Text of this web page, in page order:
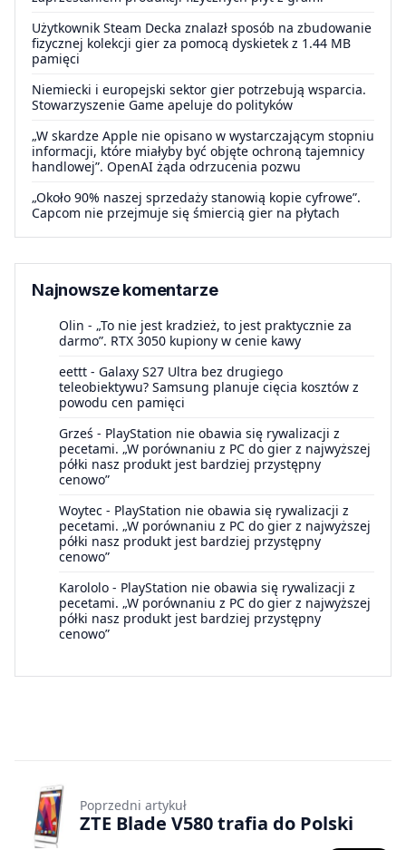
Użytkownik Steam Decka znalazł sposób na zbudowanie
fizycznej kolekcji gier za pomocą dyskietek z 1.44 MB
pamięci
Niemiecki i europejski sektor gier potrzebują wsparcia.
Stowarzyszenie Game apeluje do polityków
„W skardze Apple nie opisano w wystarczającym stopniu
informacji, które miałyby być objęte ochroną tajemnicy
handlowej”. OpenAI żąda odrzucenia pozwu
„Około 90% naszej sprzedaży stanowią kopie cyfrowe”.
Capcom nie przejmuje się śmiercią gier na płytach
Najnowsze komentarze
Olin - „To nie jest kradzież, to jest praktycznie za
darmo”. RTX 3050 kupiony w cenie kawy
eettt - Galaxy S27 Ultra bez drugiego
teleobiektywu? Samsung planuje cięcia kosztów z
powodu cen pamięci
Grześ - PlayStation nie obawia się rywalizacji z
pecetami. „W porównaniu z PC do gier z najwyższej
półki nasz produkt jest bardziej przystępny
cenowo”
Woytec - PlayStation nie obawia się rywalizacji z
pecetami. „W porównaniu z PC do gier z najwyższej
półki nasz produkt jest bardziej przystępny
cenowo”
Karololo - PlayStation nie obawia się rywalizacji z
pecetami. „W porównaniu z PC do gier z najwyższej
półki nasz produkt jest bardziej przystępny
cenowo”
Poprzedni artykuł
ZTE Blade V580 trafia do Polski